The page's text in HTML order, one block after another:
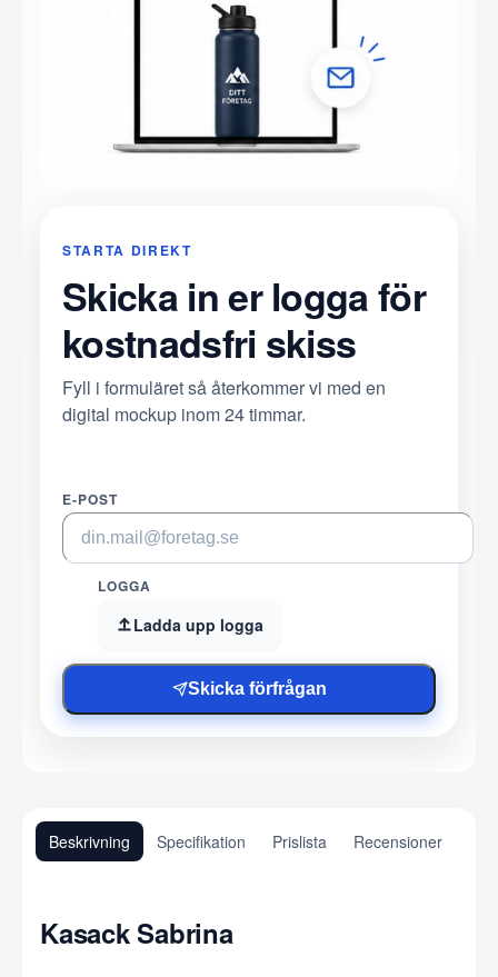
STARTA DIREKT
Skicka in er logga för
kostnadsfri skiss
Fyll i formuläret så återkommer vi med en
digital mockup inom 24 timmar.
E-POST
LOGGA
Ladda upp logga
Skicka förfrågan
Beskrivning Specifikation Prislista Recensioner
Kasack Sabrina